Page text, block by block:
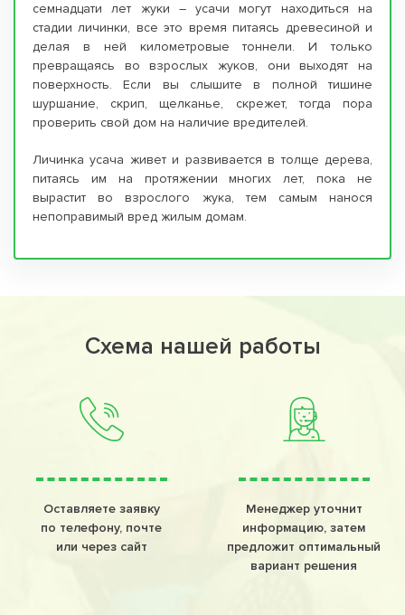
семнадцати лет жуки – усачи могут находиться на
стадии личинки, все это время питаясь древесиной и
делая в ней километровые тоннели. И только
превращаясь во взрослых жуков, они выходят на
поверхность. Если вы слышите в полной тишине
шуршание, скрип, щелканье, скрежет, тогда пора
проверить свой дом на наличие вредителей.
Личинка усача живет и развивается в толще дерева,
питаясь им на протяжении многих лет, пока не
вырастит во взрослого жука, тем самым нанося
непоправимый вред жилым домам.
Схема нашей работы
Оставляете заявку
по телефону, почте
или через сайт
Менеджер уточнит
информацию, затем
предложит оптимальный
вариант решения